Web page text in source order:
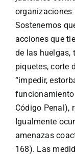
organizaciones
Sostenemos
acciones que
de las huelgas,
piquetes, corte
“impedir,
funcionamiento
Código Penal),
Igualmente
amenazas
168). Las